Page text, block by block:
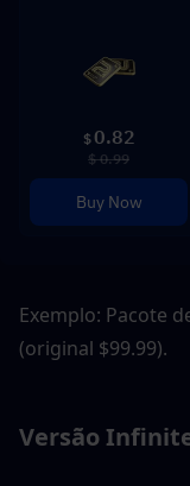
$ 0.82
$ 0.99
Buy Now
Exemplo: Pacote
(original $99.99).
Versão